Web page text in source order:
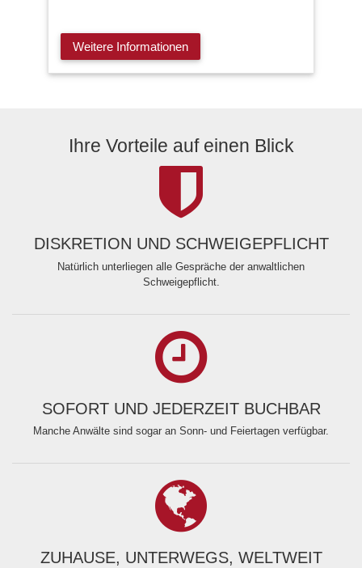
Weitere Informationen
Ihre Vorteile auf einen Blick
DISKRETION UND SCHWEIGEPFLICHT
Natürlich unterliegen alle Gespräche der anwaltlichen
Schweigepflicht.
SOFORT UND JEDERZEIT BUCHBAR
Manche Anwälte sind sogar an Sonn- und Feiertagen verfügbar.
ZUHAUSE, UNTERWEGS, WELTWEIT